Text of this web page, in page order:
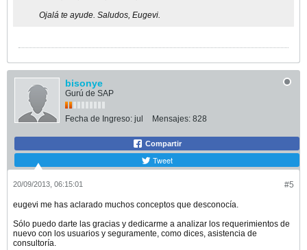
Ojalá te ayude. Saludos, Eugevi.
bisonye
Gurú de SAP
Fecha de Ingreso: jul Mensajes: 828
Compartir
Tweet
#5
20/09/2013, 06:15:01
eugevi me has aclarado muchos conceptos que desconocía.
Sólo puedo darte las gracias y dedicarme a analizar los requerimientos de
nuevo con los usuarios y seguramente, como dices, asistencia de
consultoría.